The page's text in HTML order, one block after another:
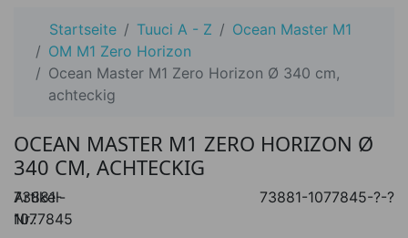
Startseite Tuuci A - Z
Ocean Master M1
OM M1 Zero Horizon
Ocean Master M1 Zero Horizon Ø 340 cm,
achteckig
OCEAN MASTER M1 ZERO HORIZON Ø
340 CM, ACHTECKIG
Artikel-
Nr.:
73881-
1077845
73881-1077845-?-?